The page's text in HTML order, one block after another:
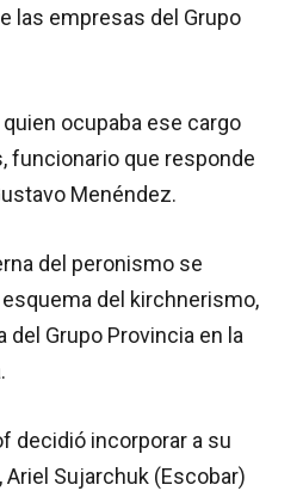
las empresas del Grupo
ocupaba ese cargo
funcionario que responde
Menéndez.
del peronismo se
del kirchnerismo,
Grupo Provincia en la
decidió incorporar a su
Sujarchuk (Escobar)